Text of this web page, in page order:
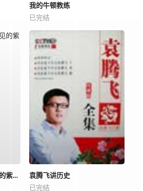
我的牛顿教练
已完结
故宫100——看见看不见的紫禁城
袁腾飞讲历史
已完结